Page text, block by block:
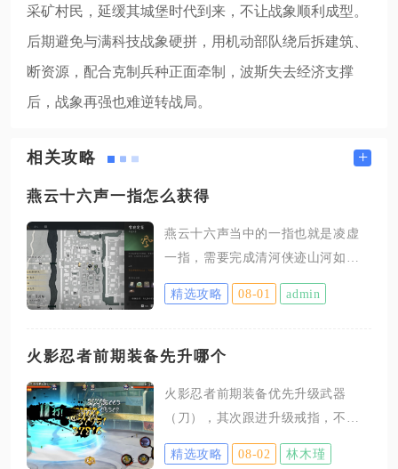
采矿村民，延缓其城堡时代到来，不让战象顺利成型。
后期避免与满科技战象硬拼，用机动部队绕后拆建筑、
断资源，配合克制兵种正面牵制，波斯失去经济支撑
后，战象再强也难逆转战局。
相关攻略 +
燕云十六声一指怎么获得
燕云十六声当中的一指也就是凌虚
一指，需要完成清河侠迹山河如故
这条支线奇遇，在北盟遗址解谜开
启密室宝箱后获取，该奇术没有商
完完整任务流程拿到手。想要触发
盟遗址区域，在城门入口位置找到
NPC烈不尽进行对话，对话完毕正
式开启山河如故任务线，没有完成
精选攻略 08-01 admin
火影忍者前期装备先升哪个
火影忍者前期装备优先升级武器
（刀），其次跟进升级戒指，不推
荐六件装备同步平均培养。装备系
统是前期战力增长最稳定的渠道，
精选攻略 08-02 林木瑾